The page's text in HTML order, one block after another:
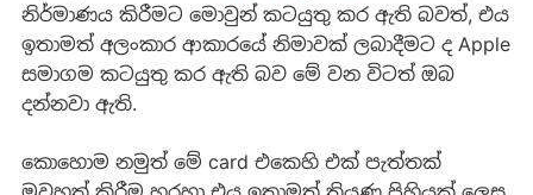
නිර්මාණය කිරීමට මොවුන් කටයුතු කර ඇති බවත්, එය
ඉතාමත් අලංකාර ආකාරයේ නිමාවක් ලබාදීමට ද Apple
සමාගම කටයුතු කර ඇති බව මේ වන විටත් ඔබ
දන්නවා ඇති.
කොහොම නමුත් මේ card එකෙහි එක් පැත්තක්